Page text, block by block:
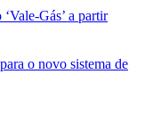
Gás’ a partir
o novo sistema de